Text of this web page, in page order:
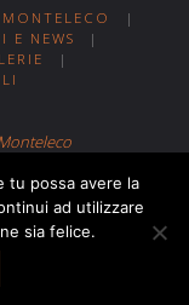
MONTELECO
|
E NEWS
|
|
tu possa avere la
ad utilizzare
sia felice.